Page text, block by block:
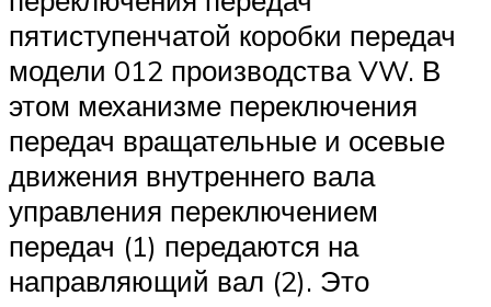
пятиступенчатой коробки передач
модели 012 производства VW. В
этом механизме переключе­ния
передач вращательные и осевые
движения внутреннего вала
управления переключением
передач (1) передаются на
направляющий вал (2). Это